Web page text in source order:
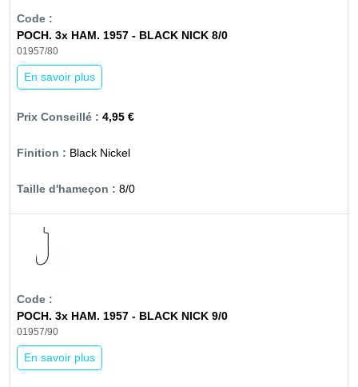
POCH. 3x HAM. 1957 - BLACK NICK 8/0
01957/80
En savoir plus
4,95 €
Black Nickel
8/0
POCH. 3x HAM. 1957 - BLACK NICK 9/0
01957/90
En savoir plus